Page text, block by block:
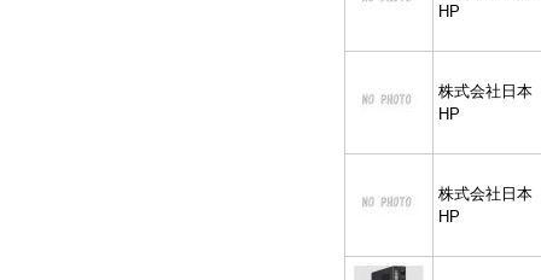
HP
株式会社日本
HP
株式会社日本
HP